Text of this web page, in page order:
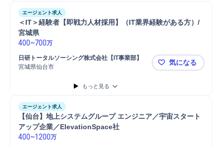
エージェント求人
＜IT＞経験者【即戦力人材採用】（IT業界経験がある方）/
宮城県
400~700万
日研トータルソーシング株式会社【IT事業部】
宮城県仙台市
＜IT＞経験
気になる
もっと見る
エージェント求人
【仙台】地上システムグループ エンジニア／宇宙スタート
アップ企業／ElevationSpace社
400~1200万